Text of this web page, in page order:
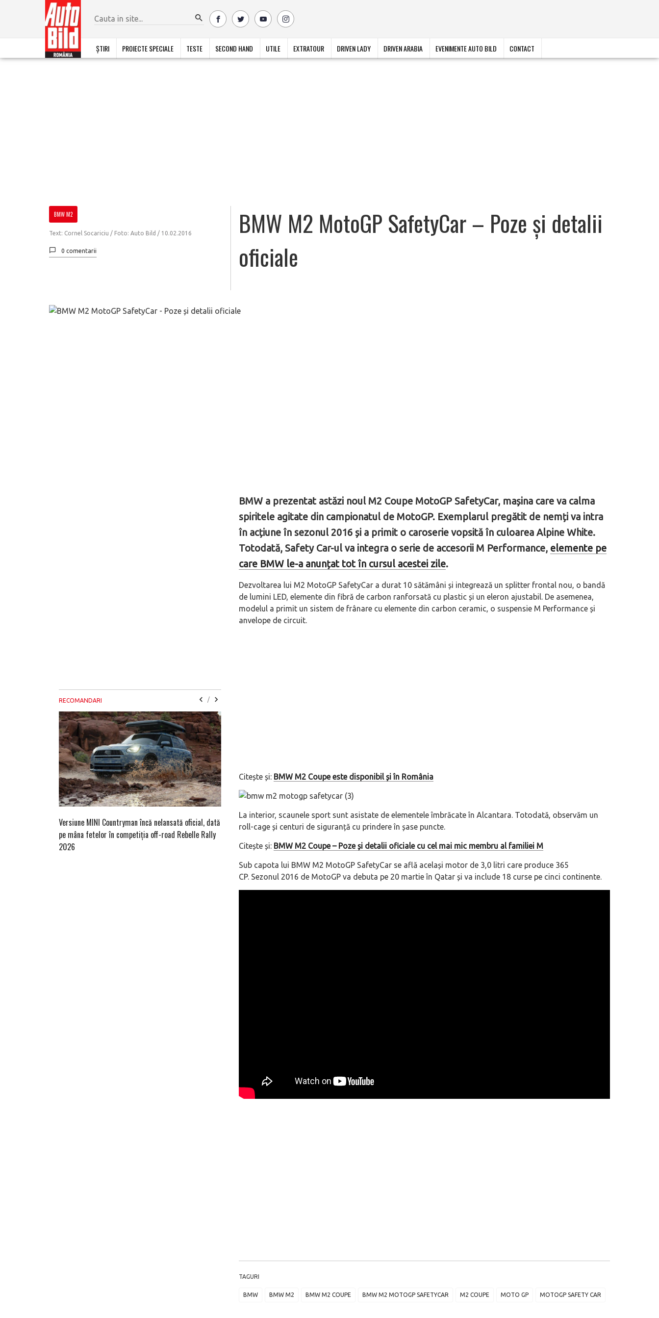
ȘTIRI PROIECTE SPECIALE TESTE SECOND HAND UTILE EXTRATOUR DRIVEN LADY DRIVEN ARABIA EVENIMENTE AUTO BILD CONTACT
BMW M2
Text: Cornel Socariciu / Foto: Auto Bild / 10.02.2016
0 comentarii
BMW M2 MotoGP SafetyCar – Poze și detalii
oficiale
BMW a prezentat astăzi noul M2 Coupe MotoGP SafetyCar, mașina care va calma
spiritele agitate din campionatul de MotoGP. Exemplarul pregătit de nemți va intra
în acțiune în sezonul 2016 și a primit o caroserie vopsită în culoarea Alpine White.
Totodată, Safety Car-ul va integra o serie de accesorii M Performance, elemente pe
care BMW le-a anunțat tot în cursul acestei zile.
Dezvoltarea lui M2 MotoGP SafetyCar a durat 10 sătămâni și integrează un splitter frontal nou, o bandă
de lumini LED, elemente din fibră de carbon ranforsată cu plastic și un eleron ajustabil. De asemenea,
modelul a primit un sistem de frânare cu elemente din carbon ceramic, o suspensie M Performance și
anvelope de circuit.
Citește și: BMW M2 Coupe este disponibil și în România
La interior, scaunele sport sunt asistate de elementele îmbrăcate în Alcantara. Totodată, observăm un
roll-cage și centuri de siguranță cu prindere în șase puncte.
Citește și: BMW M2 Coupe – Poze și detalii oficiale cu cel mai mic membru al familiei M
Sub capota lui BMW M2 MotoGP SafetyCar se află același motor de 3,0 litri care produce 365
CP. Sezonul 2016 de MotoGP va debuta pe 20 martie în Qatar și va include 18 curse pe cinci continente.
TAGURI
BMW BMW M2 BMW M2 COUPE BMW M2 MOTOGP SAFETYCAR M2 COUPE MOTO GP MOTOGP SAFETY CAR
RECOMANDARI /
Versiune MINI Countryman încă nelansată oficial, dată
pe mâna fetelor în competiția off-road Rebelle Rally
2026
Pentru cine știe ceva avioane, numele Hennessey
Blackbird va suna ca un apropo. Unul pertinent, de
altfel!
Prima sportivă cu motor central a mărcii, omagiată
de noua ediție limitată Lamborghini Revuelto Miura
60° Hommage
Dacă viața e „heavy duty”, măcar